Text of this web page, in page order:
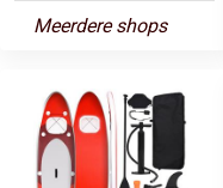
Meerdere shops